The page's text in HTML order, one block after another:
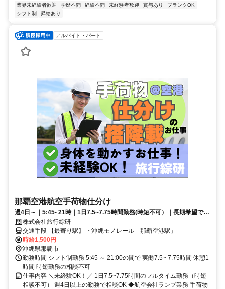
業界未経験者歓迎 学歴不問 経験不問 未経験者歓迎 賞与あり
ブランクOK
シフト制
昇給あり
アルバイト・パート
那覇空港航空手荷物仕分け
週4日～｜5:45- 21時｜1日7.5~7.75時間勤務(時短不可）｜長期希望です
が期間相談もOK！短期た単発・短時間不可
株式会社旅行綜研
交通手段 【最寄り駅】 ・沖縄モノレール「那覇空港駅」
時給1,500円
沖縄県那覇市
勤務時間 シフト制勤務 5:45 ～ 21:00の間で 実働7.5~ 7.75時間 休憩1
時間 時短勤務の相談不可
仕事内容 ＼未経験OK！／ 1日7.5~7.75時間のフルタイム勤務（時短
相談不可） 週4日以上の勤務で相談OK ◆航空会社ランプ業務 手荷物